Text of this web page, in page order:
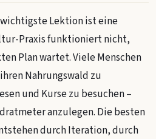
Lektion ist eine
Praxis funktioniert nicht,
Plan wartet. Viele Menschen
Nahrungswald zu
und Kurse zu besuchen –
anzulegen. Die besten
durch Iteration, durch